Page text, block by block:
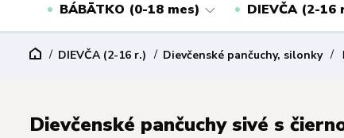
BÁBÄTKO (0-18 mes) DIEVČA (2-16
DIEVČA (2-16 r.) Dievčenské pančuchy, silonky
Dievčenské pančuchy sivé s